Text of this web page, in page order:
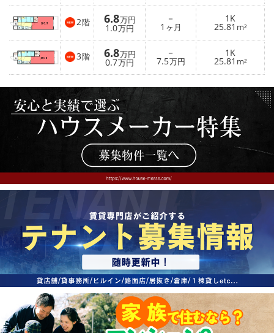
2階 6.8万円
1.0万円
－
1 ヶ月
1K
25.81 m²
3階 6.8万円
0.7万円
－
7.5万円
1K
25.81 m²